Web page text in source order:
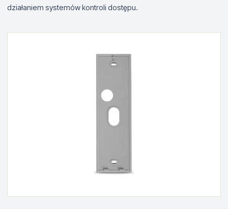
działaniem systemów kontroli dostępu.